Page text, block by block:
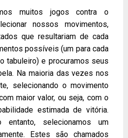
muitos jogos contra o
nossos movimentos,
que resultariam de cada
possíveis (um para cada
tabuleiro) e procuramos seus
Na maioria das vezes nos
selecionando o movimento
maior valor, ou seja, com o
estimada de vitória.
entanto, selecionamos um
Estes são chamados